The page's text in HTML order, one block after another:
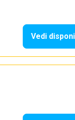
Vedi